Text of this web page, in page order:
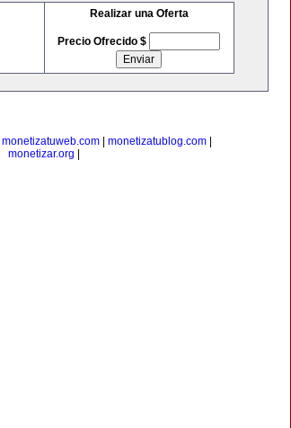
Realizar una Oferta
Precio Ofrecido $
monetizatuweb.com monetizatublog.com
monetizar.org